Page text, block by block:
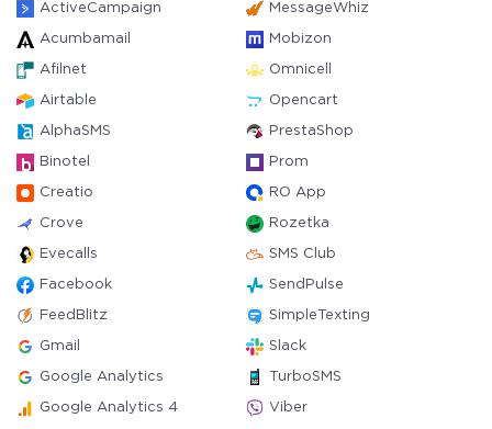
ActiveCampaign MessageWhiz
Acumbamail Mobizon
Afilnet Omnicell
Airtable Opencart
AlphaSMS PrestaShop
Binotel Prom
Creatio RO App
Crove Rozetka
Evecalls SMS Club
Facebook SendPulse
FeedBlitz SimpleTexting
Gmail Slack
Google Analytics TurboSMS
Google Analytics 4 Viber